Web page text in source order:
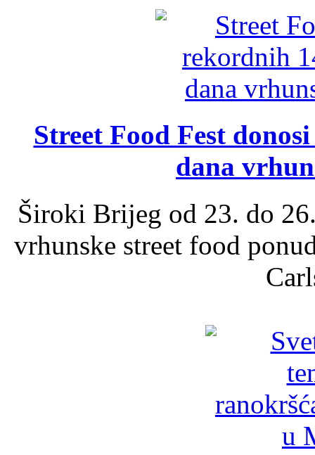
Street Food Fest
dana
Široki Brijeg od 23. do
vrhunske street food